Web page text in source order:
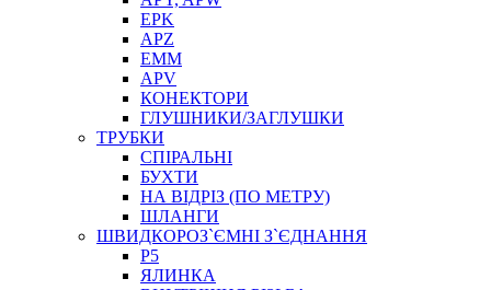
EPK
APZ
EMM
APV
КОНЕКТОРИ
ГЛУШНИКИ/ЗАГЛУШКИ
ТРУБКИ
СПІРАЛЬНІ
БУХТИ
НА ВІДРІЗ (ПО МЕТРУ)
ШЛАНГИ
ШВИДКОРОЗ`ЄМНІ З`ЄДНАННЯ
P5
ЯЛИНКА